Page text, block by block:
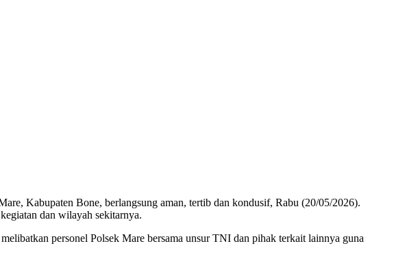
Kabupaten Bone, berlangsung aman, tertib dan kondusif, Rabu (20/05/2026).
dan wilayah sekitarnya.
personel Polsek Mare bersama unsur TNI dan pihak terkait lainnya guna